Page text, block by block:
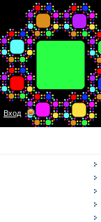
Вход